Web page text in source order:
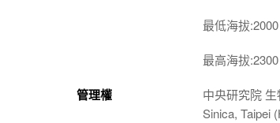
最低海拔:2000
最高海拔:2300
管理權
中央研究院
Sinica, Taipei